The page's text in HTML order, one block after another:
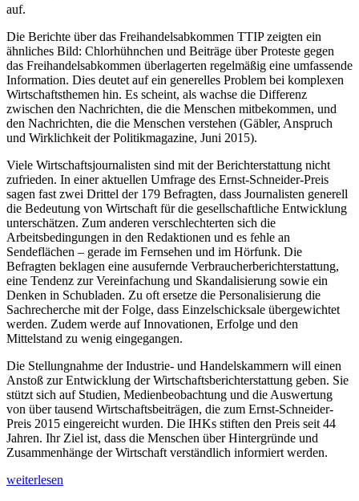
auf.
Die Berichte über das Freihandelsabkommen TTIP zeigten ein
ähnliches Bild: Chlorhühnchen und Beiträge über Proteste gegen
das Freihandelsabkommen überlagerten regelmäßig eine umfassende
Information. Dies deutet auf ein generelles Problem bei komplexen
Wirtschafts­themen hin. Es scheint, als wachse die Differenz
zwischen den Nachrichten, die die Menschen mitbekommen, und
den Nachrichten, die die Menschen verstehen (Gäbler, Anspruch
und Wirklichkeit der Politikmagazine, Juni 2015).
Viele Wirtschaftsjournalisten sind mit der Bericht­erstattung nicht
zufrieden. In einer aktuellen Umfrage des Ernst-Schneider-Preis
sagen fast zwei Drittel der 179 Befragten, dass Journalisten generell
die Bedeutung von Wirtschaft für die gesellschaftliche Entwicklung
unterschätzen. Zum anderen verschlechterten sich die
Arbeitsbedingungen in den Redaktionen und es fehle an
Sendeflächen – gerade im Fernsehen und im Hörfunk. Die
Befragten beklagen eine ausufernde Verbraucherberichter­stattung,
eine Tendenz zur Vereinfachung und Skandalisie­rung sowie ein
Denken in Schubladen. Zu oft ersetze die Personalisierung die
Sachrecherche mit der Folge, dass Einzel­schicksale übergewichtet
werden. Zudem werde auf Innovationen, Erfolge und den
Mittelstand zu wenig eingegangen.
Die Stellungnahme der Industrie- und Handelskammern will einen
Anstoß zur Entwicklung der Wirtschaftsbericht­erstattung geben. Sie
stützt sich auf Studien, Medienbeobachtung und die Auswertung
von über tausend Wirtschaftsbeiträgen, die zum Ernst-Schneider-
Preis 2015 eingereicht wurden. Die IHKs stiften den Preis seit 44
Jahren. Ihr Ziel ist, dass die Menschen über Hintergründe und
Zusammenhänge der Wirtschaft verständlich informiert werden.
„Das
weiterlesen